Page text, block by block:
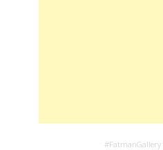
#FatmanGallery